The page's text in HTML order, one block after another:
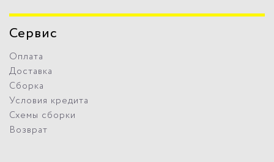
Сервис
Оплата
Доставка
Сборка
Условия кредита
Схемы сборки
Возврат